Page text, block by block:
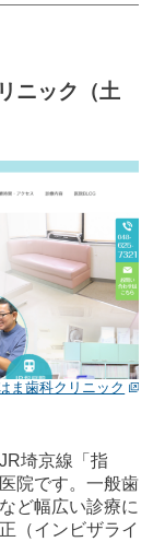
ニック （土
ま歯科クリニック
埼京線「指
院です。一般歯
ど幅広い診療に
（インビザライ